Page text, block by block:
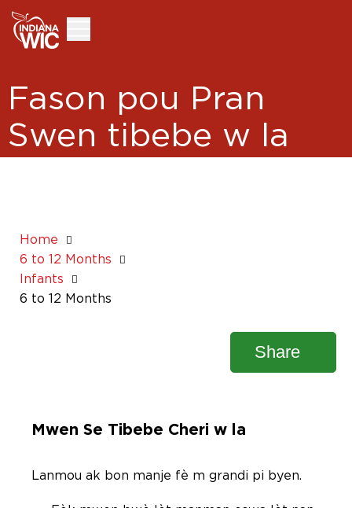
Skip
Content
Skip
Footer
Fason pou Pran
Swen tibebe w la
Home
6 to 12 Months
Infants
6 to 12 Months
Share
Mwen Se Tibebe Cheri w la
Lanmou ak bon manje fè m grandi pi byen.